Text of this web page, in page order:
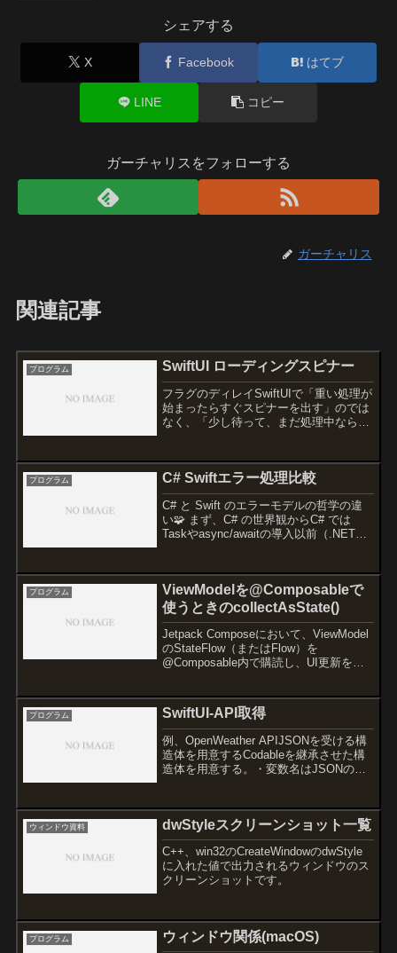
シェアする
X Facebook はてブ
LINE コピー
ガーチャリスをフォローする
ガーチャリス
関連記事
プログラム SwiftUI ローディングスピナー
フラグのディレイSwiftUIで「重い処理が
始まったらすぐスピナーを出す」のでは
なく、「少し待って、まだ処理中ならス
ーが一瞬表示されるのを防げるためで
す。最近のSwif...
プログラム C# Swiftエラー処理比較
C# と Swift のエラーモデルの哲学の違
い🧩 まず、C# の世界観からC# では
Taskやasync/awaitの導入以前（.NET
ー...
プログラム
ViewModelを@Composableで
使うときのcollectAsState()
Jetpack Composeにおいて、ViewModel
のStateFlow（またはFlow）を
@Composable内で購読し、UI更新をト
プログラム SwiftUI-API取得
例、OpenWeather APIJSONを受ける構
造体を用意するCodableを継承させた構
造体を用意する。・変数名はJSONのキ
は同じく構造体を階層化させて合わせ
る...
ウィンドウ資料 dwStyleスクリーンショット一覧
C++、win32のCreateWindowのdwStyle
に入れた値で出力されるウィンドウのス
クリーンショットです。
プログラム ウィンドウ関係(macOS)